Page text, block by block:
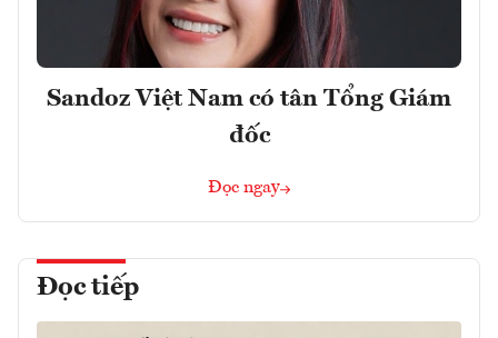
Sandoz Việt Nam có tân Tổng Giám
đốc
Đọc ngay
Đọc tiếp